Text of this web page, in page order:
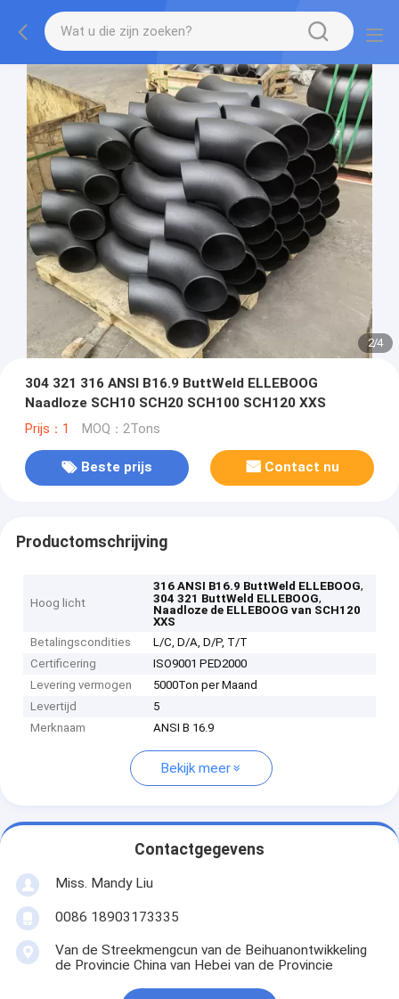
2/4
304 321 316 ANSI B16.9 ButtWeld ELLEBOOG
Naadloze SCH10 SCH20 SCH100 SCH120 XXS
Prijs：1 MOQ：2Tons
Beste prijs Contact nu
Productomschrijving
Hoog licht
316 ANSI B16.9 ButtWeld ELLEBOOG,
304 321 ButtWeld ELLEBOOG,
Naadloze de ELLEBOOG van SCH120
XXS
Betalingscondities
L/C, D/A, D/P, T/T
Certificering
ISO9001 PED2000
Levering vermogen
5000Ton per Maand
Levertijd
5
Merknaam
ANSI B 16.9
Bekijk meer
Contactgegevens
Miss. Mandy Liu
0086 18903173335
Van de Streekmengcun van de Beihuanontwikkeling
de Provincie China van Hebei van de Provincie